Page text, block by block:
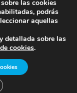
Todos los
las cookies
podrás
aquellas
detallada sobre las
cookies.
el banner de